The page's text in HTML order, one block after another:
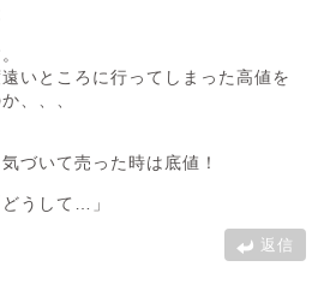
いところに行ってしまった高値を
、、、
づいて売った時は底値！
うして…」
返信